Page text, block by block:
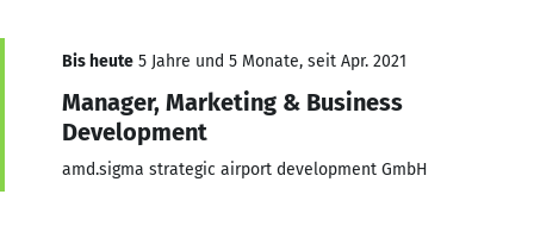
Bis heute 5 Jahre und 5 Monate, seit Apr. 2021
Manager, Marketing & Business
Development
amd.sigma strategic airport development GmbH